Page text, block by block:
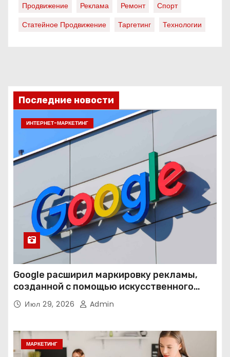
Продвижение
Реклама Ремонт
Спорт
Статейное Продвижение
Таргетинг Технологии
Последние новости
ИНТЕРНЕТ-МАРКЕТИНГ
Google расширил маркировку рекламы,
созданной с помощью искусственного
интеллекта
Июл 29, 2026 Admin
МАРКЕТИНГ